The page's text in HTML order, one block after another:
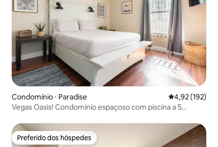
Condomínio ⋅ Paradise 4,92 de uma
4,92 (192)
Vegas Oasis! Condomínio espaçoso com piscina a 5
Preferido dos hóspedes
Preferido dos hóspedes